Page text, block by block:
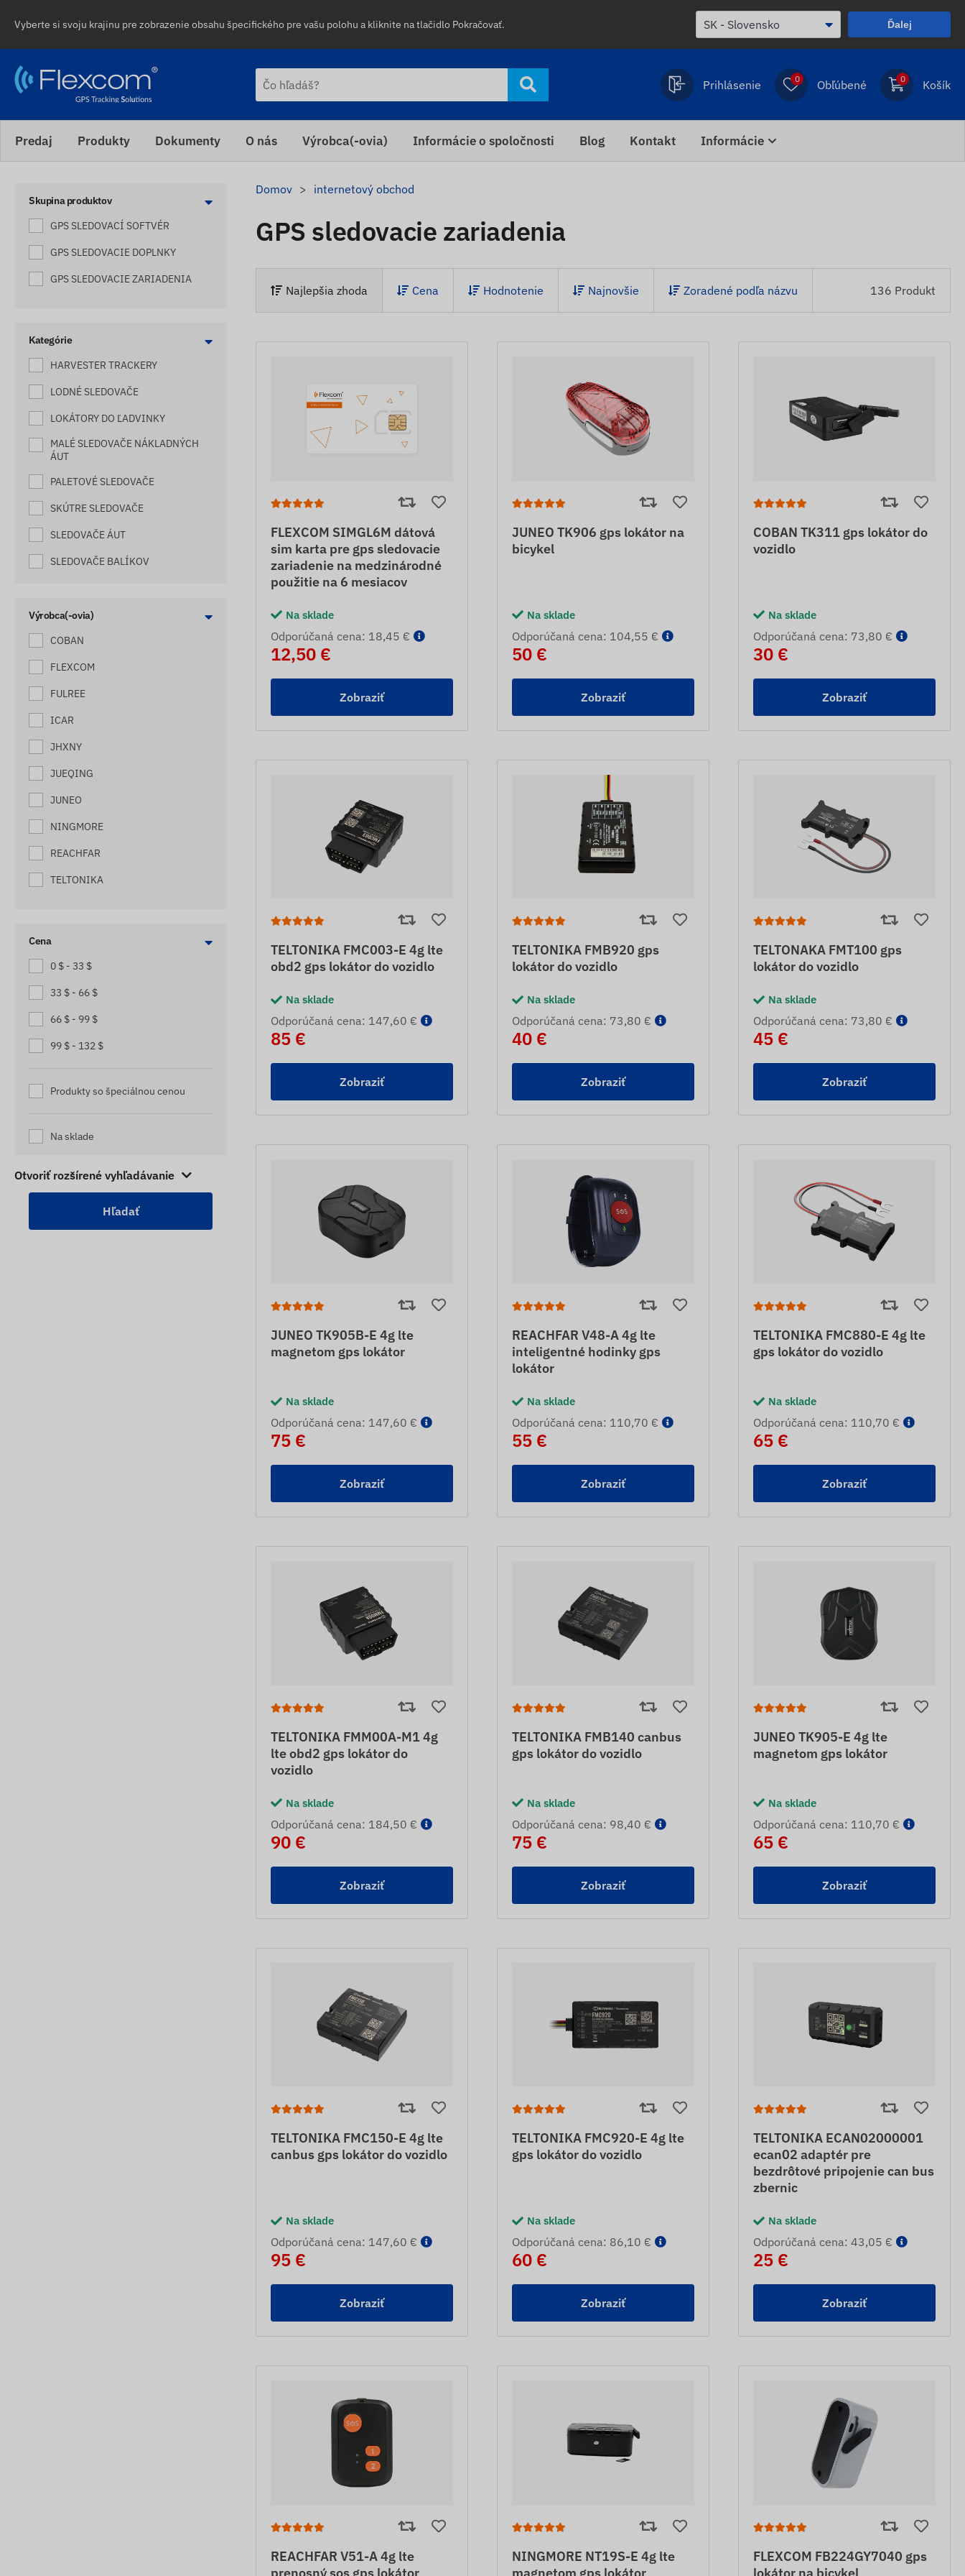
Vyberte si svoju krajinu pre zobrazenie obsahu špecifického pre vašu polohu a kliknite na tlačidlo Pokračovať. Ďalej
Prihlásenie 0 Obľúbené 0 Košík
Predaj Produkty Dokumenty O nás Výrobca(-ovia) Informácie o spoločnosti Blog Kontakt Informácie
Skupina produktov
GPS SLEDOVACÍ SOFTVÉR
GPS SLEDOVACIE DOPLNKY
GPS SLEDOVACIE ZARIADENIA
Kategórie
HARVESTER TRACKERY
LODNÉ SLEDOVAČE
LOKÁTORY DO ĽADVINKY
MALÉ SLEDOVAČE NÁKLADNÝCH
ÁUT
PALETOVÉ SLEDOVAČE
SKÚTRE SLEDOVAČE
SLEDOVAČE ÁUT
SLEDOVAČE BALÍKOV
SLEDOVAČE DETÍ
SLEDOVAČE ELEKTRICKÉHO
BICYKLOV
SLEDOVAČE LODÍ
SLEDOVAČE MAČIEK
SLEDOVAČE MOTORIEK
VOZIDIEL
SLEDOVAČE PSOV
SLEDOVAČE STARŠÍCH OSÔB
SLEDOVAČE TAŠIEK
VOZÍKOV
SLEDOVACIE ZARIADENIA PRE
KAMIÓNY
KARAVANY
STAVEBNÉ SLEDOVAČE
STROJOVÉ SLEDOVAČE
Výrobca(-ovia)
COBAN
FLEXCOM
FULREE
ICAR
JHXNY
JUEQING
JUNEO
NINGMORE
REACHFAR
TELTONIKA
Cena
0 $ - 33 $
33 $ - 66 $
66 $ - 99 $
99 $ - 132 $
Produkty so špeciálnou cenou
Na sklade
Otvoriť rozšírené vyhľadávanie
Domov internetový obchod
GPS sledovacie zariadenia
Najlepšia zhoda Cena Hodnotenie Najnovšie Zoradené podľa názvu 136 Produkt
FLEXCOM SIMGL6M dátová
sim karta pre gps sledovacie
zariadenie na medzinárodné
použitie na 6 mesiacov
Na sklade
Odporúčaná cena: 18,45 €
12,50 €
Zobraziť
JUNEO TK906 gps lokátor na
bicykel
Na sklade
Odporúčaná cena: 104,55 €
50 €
Zobraziť
COBAN TK311 gps lokátor do
vozidlo
Na sklade
Odporúčaná cena: 73,80 €
30 €
Zobraziť
TELTONIKA FMC003-E 4g lte
obd2 gps lokátor do vozidlo
Na sklade
Odporúčaná cena: 147,60 €
85 €
Zobraziť
TELTONIKA FMB920 gps
lokátor do vozidlo
Na sklade
Odporúčaná cena: 73,80 €
40 €
Zobraziť
TELTONAKA FMT100 gps
lokátor do vozidlo
Na sklade
Odporúčaná cena: 73,80 €
45 €
Zobraziť
JUNEO TK905B-E 4g lte
magnetom gps lokátor
Na sklade
Odporúčaná cena: 147,60 €
75 €
Zobraziť
REACHFAR V48-A 4g lte
inteligentné hodinky gps
lokátor
Na sklade
Odporúčaná cena: 110,70 €
55 €
Zobraziť
TELTONIKA FMC880-E 4g lte
gps lokátor do vozidlo
Na sklade
Odporúčaná cena: 110,70 €
65 €
Zobraziť
TELTONIKA FMM00A-M1 4g
lte obd2 gps lokátor do
vozidlo
Na sklade
Odporúčaná cena: 184,50 €
90 €
Zobraziť
TELTONIKA FMB140 canbus
gps lokátor do vozidlo
Na sklade
Odporúčaná cena: 98,40 €
75 €
Zobraziť
JUNEO TK905-E 4g lte
magnetom gps lokátor
Na sklade
Odporúčaná cena: 110,70 €
65 €
Zobraziť
TELTONIKA FMC150-E 4g lte
canbus gps lokátor do vozidlo
Na sklade
Odporúčaná cena: 147,60 €
95 €
Zobraziť
TELTONIKA FMC920-E 4g lte
gps lokátor do vozidlo
Na sklade
Odporúčaná cena: 86,10 €
60 €
Zobraziť
TELTONIKA ECAN02000001
ecan02 adaptér pre
bezdrôtové pripojenie can bus
zbernic
Na sklade
Odporúčaná cena: 43,05 €
25 €
Zobraziť
REACHFAR V51-A 4g lte
NINGMORE NT19S-E 4g lte
FLEXCOM FB224GY7040 gps